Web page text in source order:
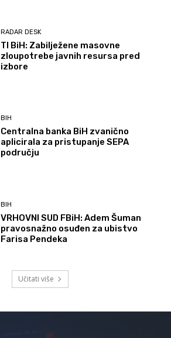
RADAR DESK
TI BiH: Zabilježene masovne
zloupotrebe javnih resursa pred
izbore
BIH
Centralna banka BiH zvanično
aplicirala za pristupanje SEPA
području
BIH
VRHOVNI SUD FBiH: Adem Šuman
pravosnažno osuđen za ubistvo
Farisa Pendeka
Učitati više